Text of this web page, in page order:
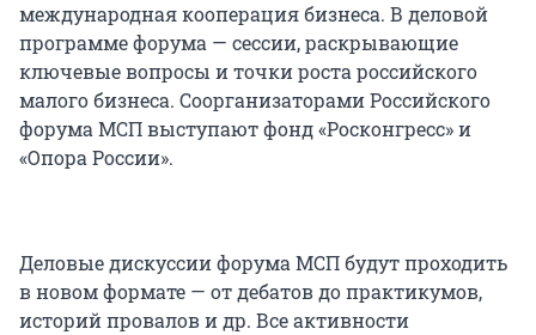
международная кооперация бизнеса. В деловой
программе форума — сессии, раскрывающие
ключевые вопросы и точки роста российского
малого бизнеса. Соорганизаторами Российского
форума МСП выступают фонд «Росконгресс» и
«Опора России».
Деловые дискуссии форума МСП будут проходить
в новом формате — от дебатов до практикумов,
историй провалов и др. Все активности